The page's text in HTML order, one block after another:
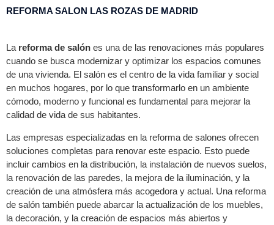
REFORMA SALON LAS ROZAS DE MADRID
La reforma de salón es una de las renovaciones más populares
cuando se busca modernizar y optimizar los espacios comunes
de una vivienda. El salón es el centro de la vida familiar y social
en muchos hogares, por lo que transformarlo en un ambiente
cómodo, moderno y funcional es fundamental para mejorar la
calidad de vida de sus habitantes.
Las empresas especializadas en la reforma de salones ofrecen
soluciones completas para renovar este espacio. Esto puede
incluir cambios en la distribución, la instalación de nuevos suelos,
la renovación de las paredes, la mejora de la iluminación, y la
creación de una atmósfera más acogedora y actual. Una reforma
de salón también puede abarcar la actualización de los muebles,
la decoración, y la creación de espacios más abiertos y